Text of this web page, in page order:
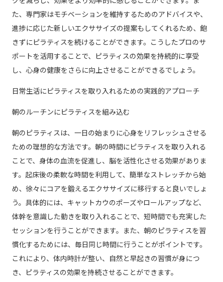
た、専門家はモチベーションを維持するためのアドバイスや、
進捗に応じた新しいエクササイズの提案もしてくれるため、飽
きずにピラティスを続けることができます。こうしたプロのサ
ポートを活用することで、ピラティスの効果を持続的に享受
し、心身の健康をさらに向上させることができるでしょう。
日常生活にピラティスを取り入れるための実践的アプローチ
朝のルーチンにピラティスを組み込む
朝のピラティスは、一日の始まりに心身をリフレッシュさせる
ための理想的な方法です。朝の時間にピラティスを取り入れる
ことで、身体の血流を促進し、脳を活性化させる効果がありま
す。起床後の柔軟な時間を利用して、簡単なストレッチから始
め、徐々にコアを鍛えるエクササイズに移行すると良いでしょ
う。具体的には、キャットカウのポーズやロールアップなど、
体幹を意識した動きを取り入れることで、短時間でも充実した
セッションを行うことができます。また、朝のピラティスを習
慣化するためには、毎日同じ時間に行うことがポイントです。
これにより、体内時計が整い、自然と早起きの習慣が身につ
き、ピラティスの効果を持続させることができます。